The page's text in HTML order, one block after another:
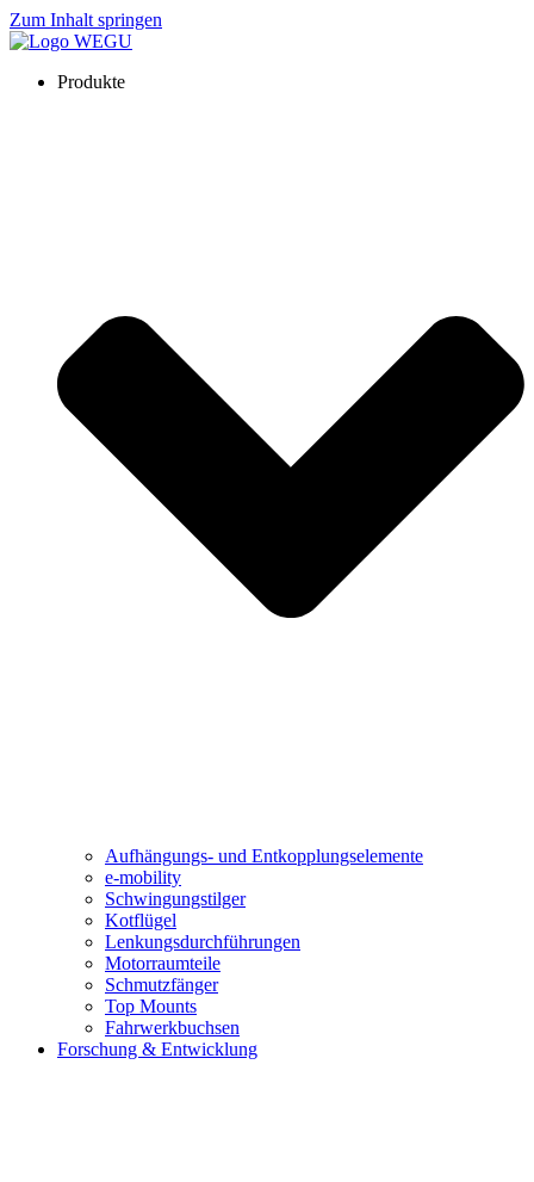
Zum Inhalt springen
Produkte
Aufhängungs- und Entkopplungselemente
e-mobility
Schwingungstilger
Kotflügel
Lenkungsdurchführungen
Motorraumteile
Schmutzfänger
Top Mounts
Fahrwerkbuchsen
Forschung & Entwicklung